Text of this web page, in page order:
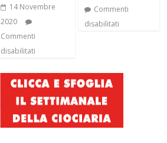
14 Novembre
2020
Commenti
disabilitati
Commenti
disabilitati